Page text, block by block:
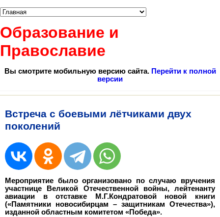
Образование и
Православие
Вы смотрите мобильную версию сайта. Перейти к полной
версии
Встреча с боевыми лётчиками двух
поколений
Мероприятие было организовано по случаю вручения
участнице Великой Отечественной войны, лейтенанту
авиации в отставке М.Г.Кондратовой новой книги
(«Памятники новосибирцам – защитникам Отечества»),
изданной областным комитетом «Победа».